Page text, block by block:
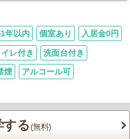
年以内 個室あり 入居金0円
イレ付き 洗面台付き
煙 アルコール可
する (無料)